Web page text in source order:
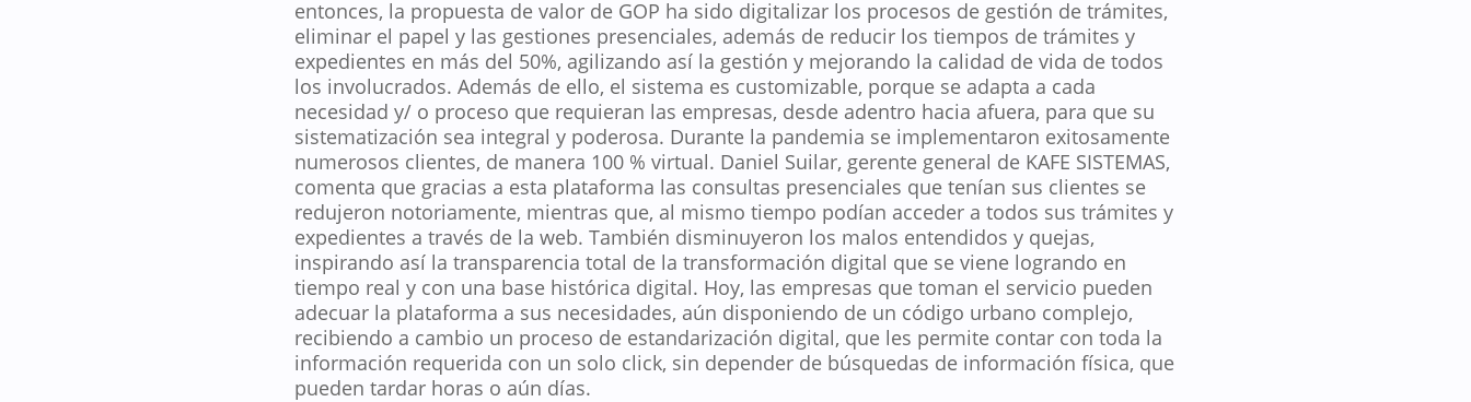
entonces, la propuesta de valor de GOP ha sido digitalizar los procesos de gestión de trámites,
eliminar el papel y las gestiones presenciales, además de reducir los tiempos de trámites y
expedientes en más del 50%, agilizando así la gestión y mejorando la calidad de vida de todos
los involucrados. Además de ello, el sistema es customizable, porque se adapta a cada
necesidad y/ o proceso que requieran las empresas, desde adentro hacia afuera, para que su
sistematización sea integral y poderosa. Durante la pandemia se implementaron exitosamente
numerosos clientes, de manera 100 % virtual. Daniel Suilar, gerente general de KAFE SISTEMAS,
comenta que gracias a esta plataforma las consultas presenciales que tenían sus clientes se
redujeron notoriamente, mientras que, al mismo tiempo podían acceder a todos sus trámites y
expedientes a través de la web. También disminuyeron los malos entendidos y quejas,
inspirando así la transparencia total de la transformación digital que se viene logrando en
tiempo real y con una base histórica digital. Hoy, las empresas que toman el servicio pueden
adecuar la plataforma a sus necesidades, aún disponiendo de un código urbano complejo,
recibiendo a cambio un proceso de estandarización digital, que les permite contar con toda la
información requerida con un solo click, sin depender de búsquedas de información física, que
pueden tardar horas o aún días.